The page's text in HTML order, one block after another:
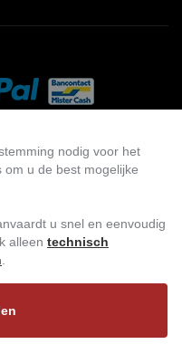
nodig voor het
u de best mogelijke
u snel en eenvoudig
alleen technisch